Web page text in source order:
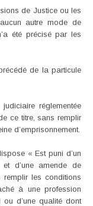
de Justice ou les
autre mode de
été précisé par les
de la particule
réglementée
ce titre, sans remplir
d’emprisonnement.
« Est puni d’un
d’une amende de
remplir les conditions
à une profession
ou d’une qualité dont